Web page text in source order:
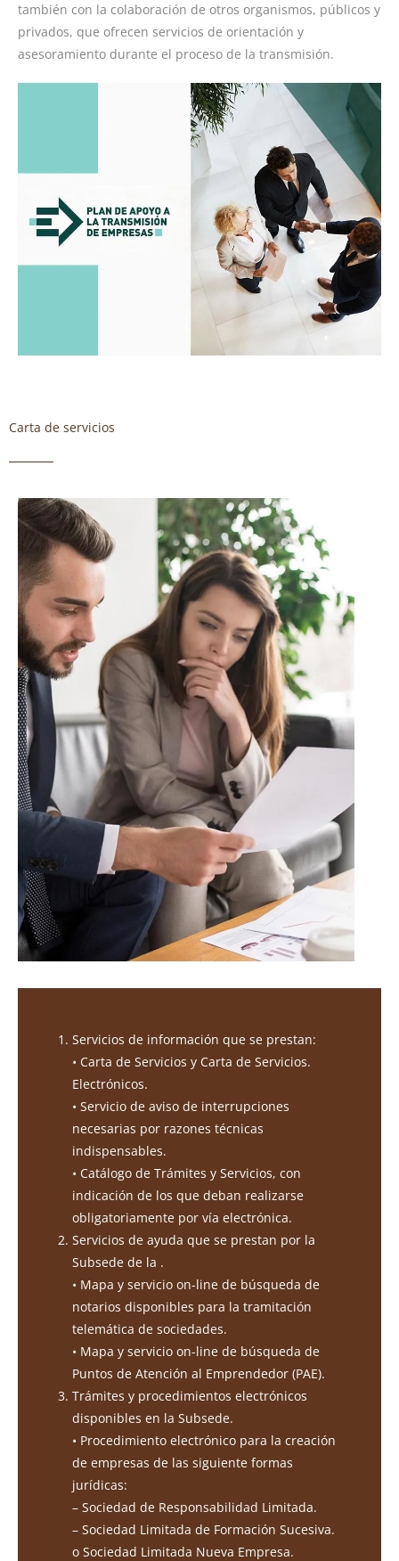
también con la colaboración de otros organismos, públicos y
privados, que ofrecen servicios de orientación y
asesoramiento durante el proceso de la transmisión.
Carta de servicios
Servicios de información que se prestan:
• Carta de Servicios y Carta de Servicios.
Electrónicos.
• Servicio de aviso de interrupciones
necesarias por razones técnicas
indispensables.
• Catálogo de Trámites y Servicios, con
indicación de los que deban realizarse
obligatoriamente por vía electrónica.
Servicios de ayuda que se prestan por la
Subsede de la .
• Mapa y servicio on-line de búsqueda de
notarios disponibles para la tramitación
telemática de sociedades.
• Mapa y servicio on-line de búsqueda de
Puntos de Atención al Emprendedor (PAE).
Trámites y procedimientos electrónicos
disponibles en la Subsede.
• Procedimiento electrónico para la creación
de empresas de las siguiente formas
jurídicas:
– Sociedad de Responsabilidad Limitada.
– Sociedad Limitada de Formación Sucesiva.
o Sociedad Limitada Nueva Empresa.